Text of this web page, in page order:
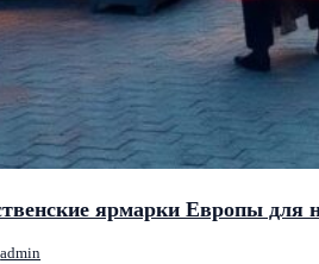
ярмарки Европы для
admin